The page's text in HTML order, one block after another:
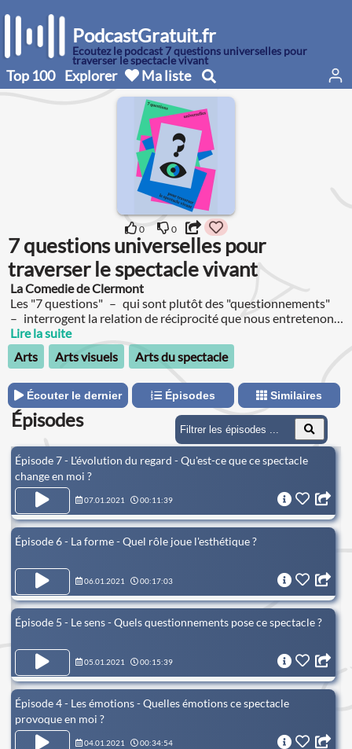
PodcastGratuit.fr
Écoutez le podcast 7 questions universelles pour
traverser le spectacle vivant
Top 100 Explorer Ma liste
0 0
7 questions universelles pour
traverser le spectacle vivant
La Comedie de Clermont
Les "7 questions" – qui sont plutôt des "questionnements"
– interrogent la relation de réciprocité que nous entretenons
avec le spectacle vivant.
Lire la suite
Arts
Arts visuels Arts du spectacle
Écouter le dernier Épisodes Similaires
Épisodes
Épisode 7 - L'évolution du regard - Qu'est-ce que ce spectacle
change en moi ?
07.01.2021 00:11:39
Épisode 6 - La forme - Quel rôle joue l'esthétique ?
06.01.2021 00:17:03
Épisode 5 - Le sens - Quels questionnements pose ce spectacle ?
05.01.2021 00:15:39
Épisode 4 - Les émotions - Quelles émotions ce spectacle
provoque en moi ?
04.01.2021 00:34:54